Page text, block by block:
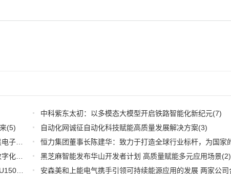
中科紫东太初：以多模态大模型开启铁路智能化新纪元(7)
(5) 自动化网诚征自动化科技赋能高质量发展解决方案(3)
(2)
黑芝麻智能发布华山开发者计划 高质量赋能多元应用场景(2)
(2)